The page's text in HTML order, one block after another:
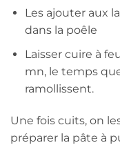
Les ajouter aux
dans la poêle
Laisser cuire à
mn, le temps
ramollissent.
Une fois cuits, on
préparer la pâte à